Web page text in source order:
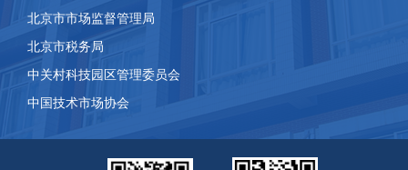
北京市市场监督管理局
北京市税务局
中关村科技园区管理委员会
中国技术市场协会